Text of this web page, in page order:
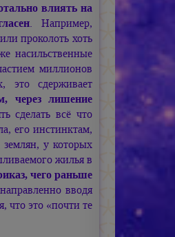
влиять на
. Например,
проколоть хоть
насильственные
миллионов
это сдерживает
через лишение
сделать всё что
его инстинктам,
у которых
жилья в
чего раньше
вводя
что это «почти те